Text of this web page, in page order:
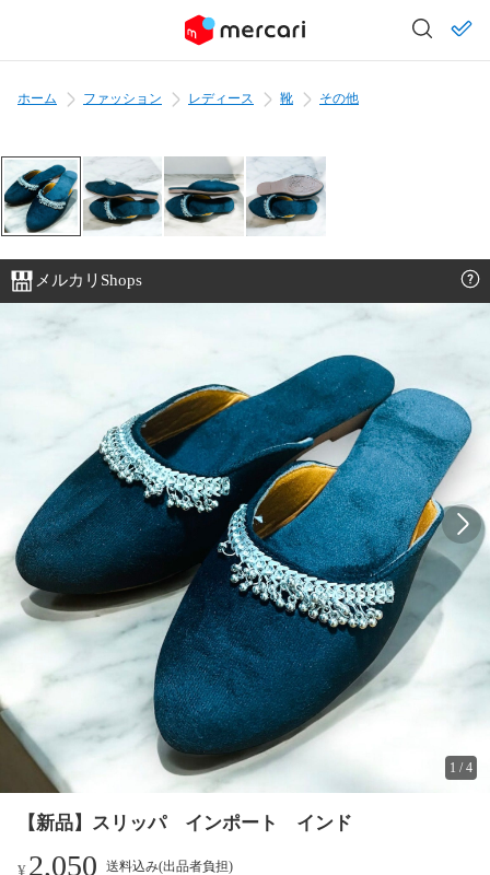
ホーム ファッション レディース 靴 その他
メルカリShops
1 /4
【新品】スリッパ インポート インド
¥2,050 送料込み(出品者負担)